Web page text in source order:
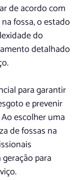
de acordo com
fossa, o estado
do
detalhado
para garantir
e prevenir
escolher uma
de fossas na
para